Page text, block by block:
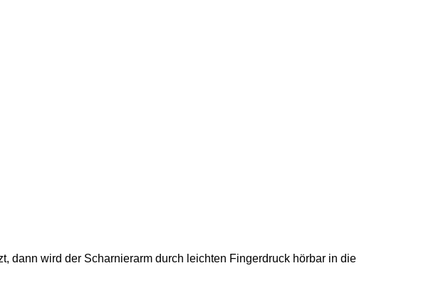
dann wird der Scharnierarm durch leichten Fingerdruck hörbar in die